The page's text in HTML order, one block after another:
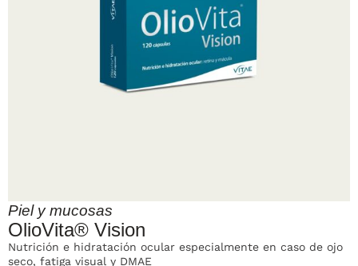
Piel y mucosas
OlioVita® Vision
Nutrición e hidratación ocular especialmente en caso de ojo
seco, fatiga visual y DMAE